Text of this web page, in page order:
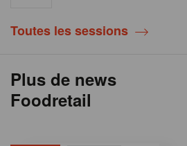
Toutes les sessions
Plus de news
Foodretail